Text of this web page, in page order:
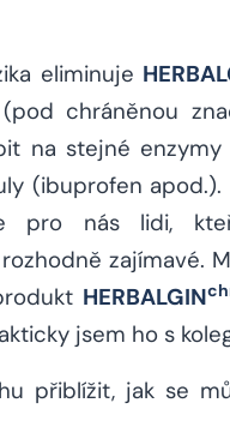
eliminuje
chráněnou
na stejné
(ibuprofen
pro nás lidi,
zajímavé.
HERBALGIN
jsem ho s
přiblížit, jak se